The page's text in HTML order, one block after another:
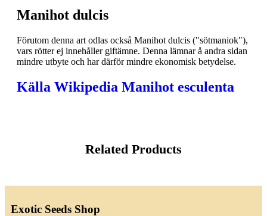
Manihot dulcis
Förutom denna art odlas också Manihot dulcis ("sötmaniok"),
vars rötter ej innehåller giftämne. Denna lämnar å andra sidan
mindre utbyte och har därför mindre ekonomisk betydelse.
Källa Wikipedia Manihot esculenta
Related Products
Exotic Seeds Shop